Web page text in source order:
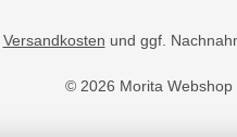
Versandkosten und ggf.
© 2026 Morita